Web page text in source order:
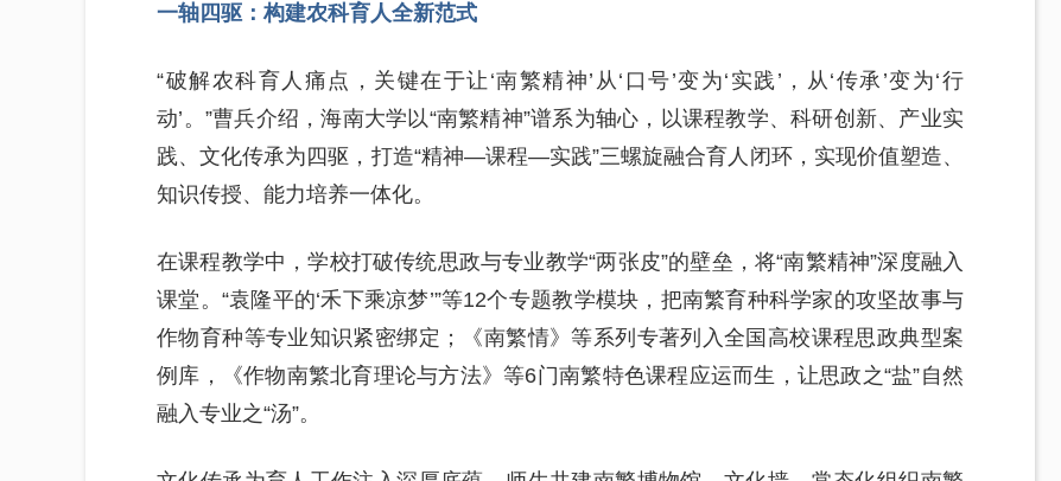
一轴四驱：构建农科育人全新范式
“破解农科育人痛点，关键在于让‘南繁精神’从‘口号’变为‘实践’，从‘传承’变为‘行
动’。”曹兵介绍，海南大学以“南繁精神”谱系为轴心，以课程教学、科研创新、产业实
践、文化传承为四驱，打造“精神—课程—实践”三螺旋融合育人闭环，实现价值塑造、
知识传授、能力培养一体化。
在课程教学中，学校打破传统思政与专业教学“两张皮”的壁垒，将“南繁精神”深度融入
课堂。“袁隆平的‘禾下乘凉梦’”等12个专题教学模块，把南繁育种科学家的攻坚故事与
作物育种等专业知识紧密绑定；《南繁情》等系列专著列入全国高校课程思政典型案
例库，《作物南繁北育理论与方法》等6门南繁特色课程应运而生，让思政之“盐”自然
融入专业之“汤”。